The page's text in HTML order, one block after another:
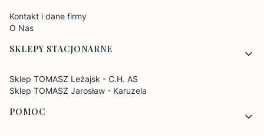
Kontakt i dane firmy
O Nas
SKLEPY STACJONARNE
Sklep TOMASZ Leżajsk - C.H. AS
Sklep TOMASZ Jarosław - Karuzela
POMOC